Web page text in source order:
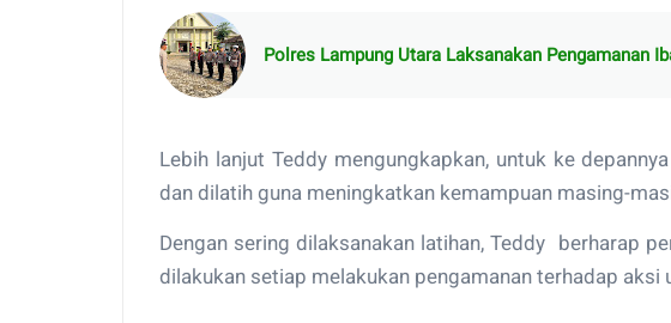
Polres Lampung Utara Laksanakan Pengamanan
Lebih lanjut Teddy mengungkapkan, untuk ke
dan dilatih guna meningkatkan kemampuan masing-
Dengan sering dilaksanakan latihan, Teddy berharap
dilakukan setiap melakukan pengamanan terhadap aksi